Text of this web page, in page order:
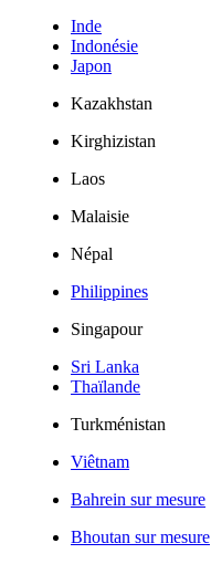
Inde
Indonésie
Japon
Kazakhstan
Kirghizistan
Laos
Malaisie
Népal
Philippines
Singapour
Sri Lanka
Thaïlande
Turkménistan
Viêtnam
Bahrein sur mesure
Bhoutan sur mesure